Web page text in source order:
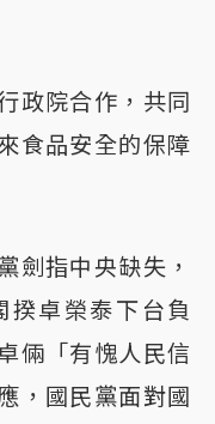
政院合作，共同
食品安全的保障
劍指中央缺失，
揆卓榮泰下台負
倆「有愧人民信
，國民黨面對國